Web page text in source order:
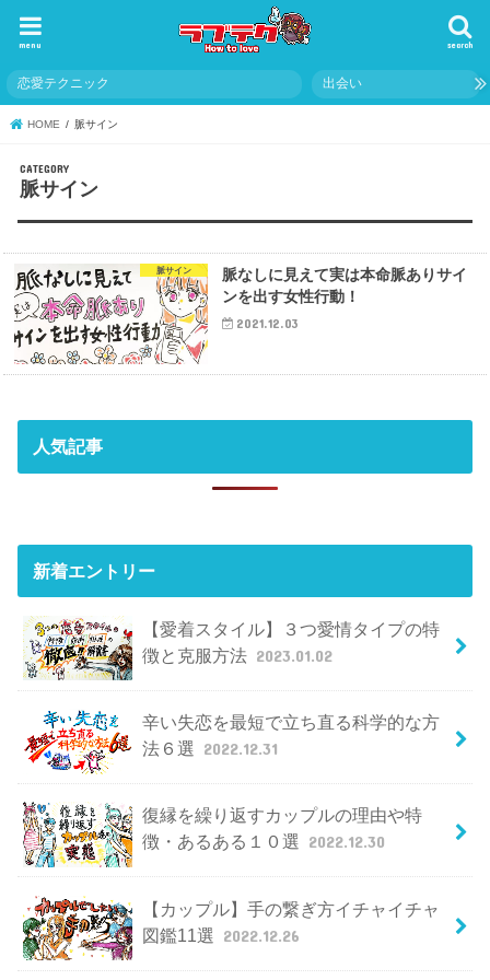
search
menu
恋愛テクニック 出会い
HOME 脈サイン
脈サイン
脈サイン
脈なしに見えて実は本命脈ありサイ
ンを出す女性行動！
2021.12.03
人気記事
新着エントリー
【愛着スタイル】３つ愛情タイプの特
徴と克服方法 2023.01.02
辛い失恋を最短で立ち直る科学的な方
法６選 2022.12.31
復縁を繰り返すカップルの理由や特
徴・あるある１０選 2022.12.30
【カップル】手の繋ぎ方イチャイチャ
図鑑11選 2022.12.26